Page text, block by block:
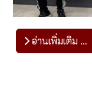
อ่านเพิ่มเติม …